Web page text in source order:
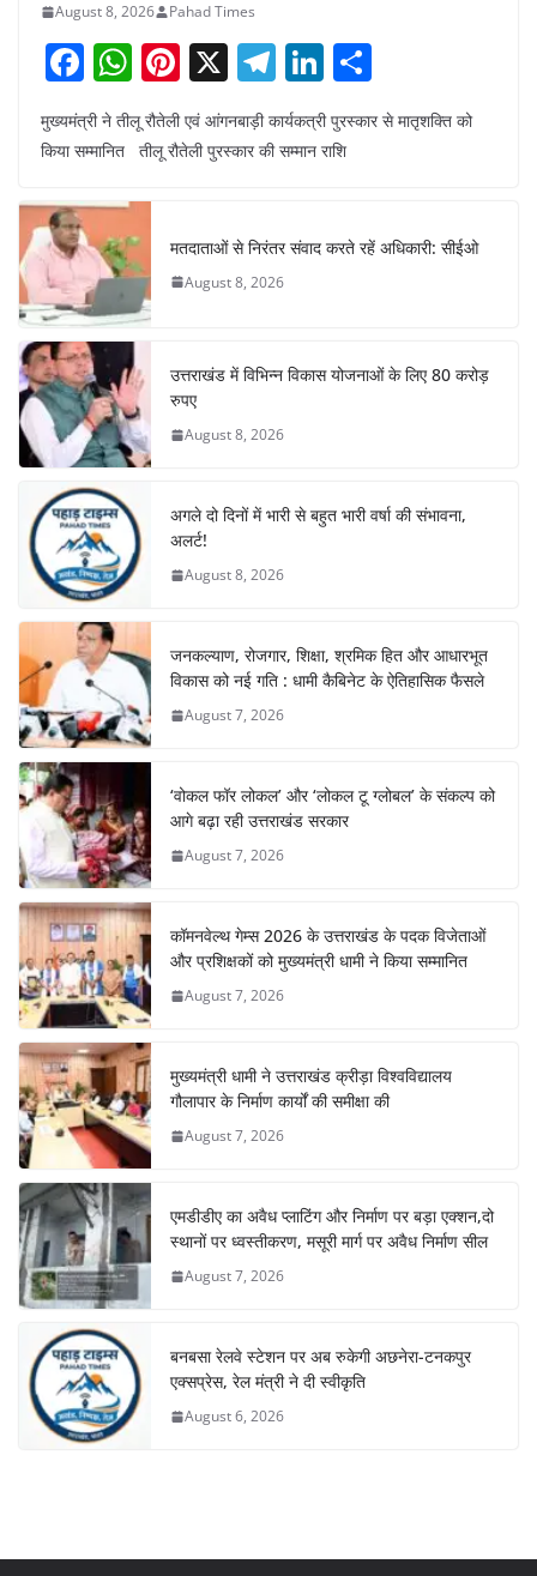
August 8, 2026 Pahad Times
F
a
c
b
o
o
k
W
h
at
A
p
p
Pi
nt
er
X T
el
e
m
Li
n
k
n
h
ar
मुख्यमंत्री ने तीलू रौतेली एवं आंगनबाड़ी कार्यकत्री पुरस्कार से मातृशक्ति को
किया सम्मानित तीलू रौतेली पुरस्कार की सम्मान राशि
मतदाताओं से निरंतर संवाद करते रहें अधिकारी: सीईओ
August 8, 2026
उत्तराखंड में विभिन्न विकास योजनाओं के लिए 80 करोड़
रुपए
August 8, 2026
अगले दो दिनों में भारी से बहुत भारी वर्षा की संभावना,
अलर्ट!
August 8, 2026
जनकल्याण, रोजगार, शिक्षा, श्रमिक हित और आधारभूत
विकास को नई गति : धामी कैबिनेट के ऐतिहासिक फैसले
August 7, 2026
‘वोकल फॉर लोकल’ और ‘लोकल टू ग्लोबल’ के संकल्प को
आगे बढ़ा रही उत्तराखंड सरकार
August 7, 2026
कॉमनवेल्थ गेम्स 2026 के उत्तराखंड के पदक विजेताओं
और प्रशिक्षकों को मुख्यमंत्री धामी ने किया सम्मानित
August 7, 2026
मुख्यमंत्री धामी ने उत्तराखंड क्रीड़ा विश्वविद्यालय
गौलापार के निर्माण कार्यों की समीक्षा की
August 7, 2026
एमडीडीए का अवैध प्लाटिंग और निर्माण पर बड़ा एक्शन,दो
स्थानों पर ध्वस्तीकरण, मसूरी मार्ग पर अवैध निर्माण सील
August 7, 2026
बनबसा रेलवे स्टेशन पर अब रुकेगी अछनेरा-टनकपुर
एक्सप्रेस, रेल मंत्री ने दी स्वीकृति
August 6, 2026